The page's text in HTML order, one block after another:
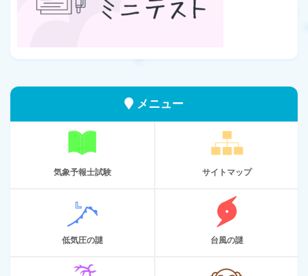
メニュー
気象予報士試験 サイトマップ
低気圧の謎 台風の謎